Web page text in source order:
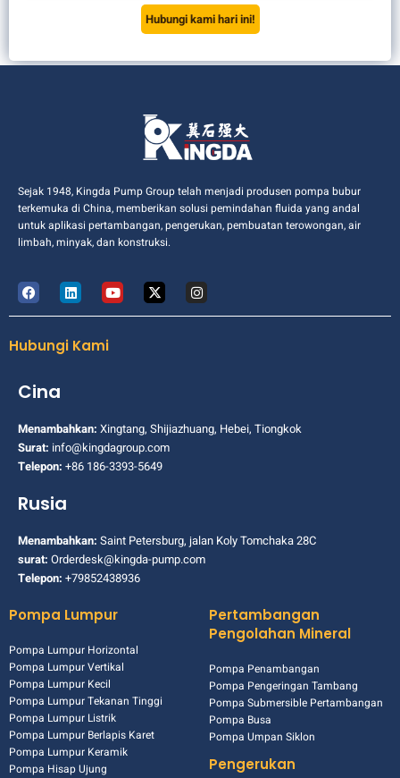
Hubungi kami hari ini!
Sejak 1948, Kingda Pump Group telah menjadi produsen pompa bubur
terkemuka di China, memberikan solusi pemindahan fluida yang andal
untuk aplikasi pertambangan, pengerukan, pembuatan terowongan, air
limbah, minyak, dan konstruksi.
Hubungi Kami
Cina
Menambahkan: Xingtang, Shijiazhuang, Hebei, Tiongkok
Surat: info@kingdagroup.com
Telepon: +86 186-3393-5649
Rusia
Menambahkan: Saint Petersburg, jalan Koly Tomchaka 28C
surat: Orderdesk@kingda-pump.com
Telepon: +79852438936
Pompa Lumpur
Pompa Lumpur Horizontal
Pompa Lumpur Vertikal
Pompa Lumpur Kecil
Pompa Lumpur Tekanan Tinggi
Pompa Lumpur Listrik
Pompa Lumpur Berlapis Karet
Pompa Lumpur Keramik
Pompa Hisap Ujung
Pertambangan
Pengolahan Mineral
Pompa Penambangan
Pompa Pengeringan Tambang
Pompa Submersible Pertambangan
Pompa Busa
Pompa Umpan Siklon
Pengerukan